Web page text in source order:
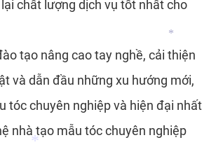
chất lượng dịch vụ tốt nhất cho
tạo nâng cao tay nghề, cải thiện
và dẫn đầu những xu hướng mới,
tóc chuyên nghiệp và hiện đại nhất
nhà tạo mẫu tóc chuyên nghiệp